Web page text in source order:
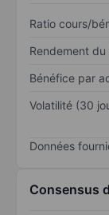
Ratio cours/
Rendement
Bénéfice par
Volatilité (30
Données
Consensus